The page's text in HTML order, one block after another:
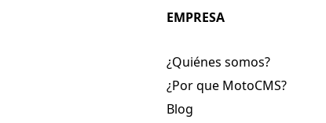
EMPRESA
¿Quiénes somos?
¿Por que MotoCMS?
Blog